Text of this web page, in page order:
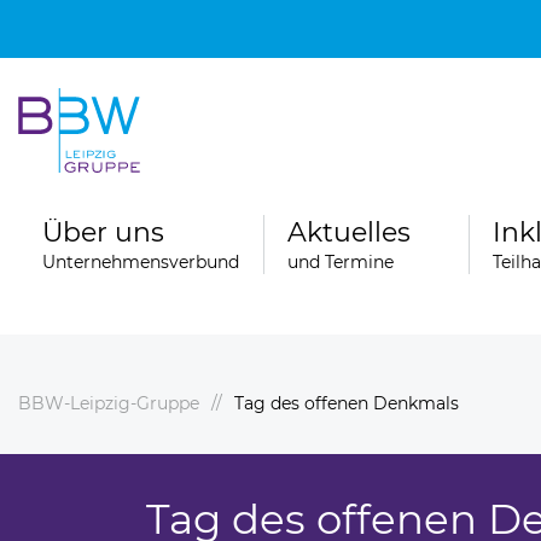
Über uns
Unternehmensverbund
Aktuelles
und Termine
Spenden
BBW-Leipzig-Gruppe Tag des offenen Denkmals
Tag des offenen